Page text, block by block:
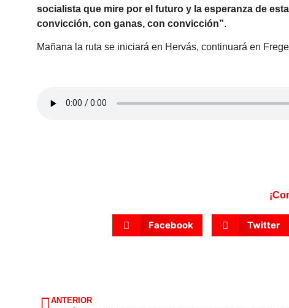
socialista que mire por el futuro y la esperanza de
convicción, con ganas, con convicción”.
Mañana la ruta se iniciará en Hervás, continuará en
Facebook Twitter
ANTERIOR